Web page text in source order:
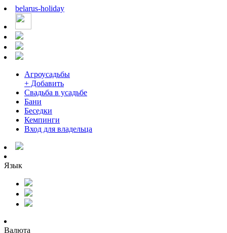
belarus-holiday
Агроусадьбы
+ Добавить
Свадьба в усадьбе
Бани
Беседки
Кемпинги
Вход для владельца
Язык
Валюта